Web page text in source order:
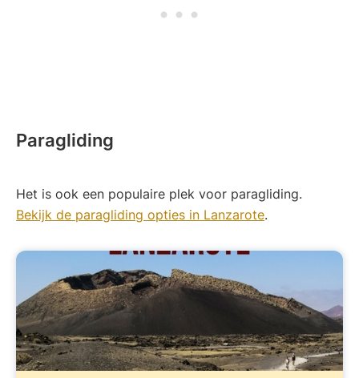
Paragliding
Het is ook een populaire plek voor paragliding.
Bekijk de paragliding opties in Lanzarote.